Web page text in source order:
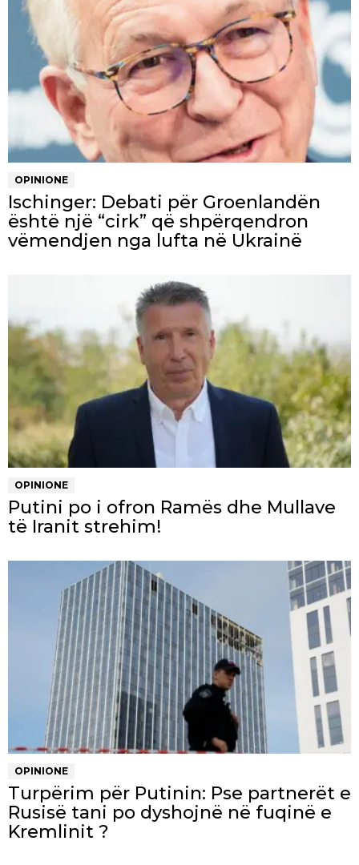
OPINIONE
Ischinger: Debati për Groenlandën
është një “cirk” që shpërqendron
vëmendjen nga lufta në Ukrainë
OPINIONE
Putini po i ofron Ramës dhe Mullave
të Iranit strehim!
OPINIONE
Turpërim për Putinin: Pse partnerët e
Rusisë tani po dyshojnë në fuqinë e
Kremlinit ?